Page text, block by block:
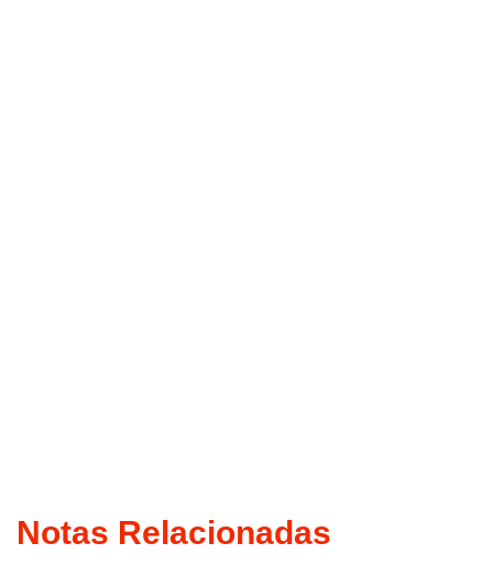
Notas Relacionadas